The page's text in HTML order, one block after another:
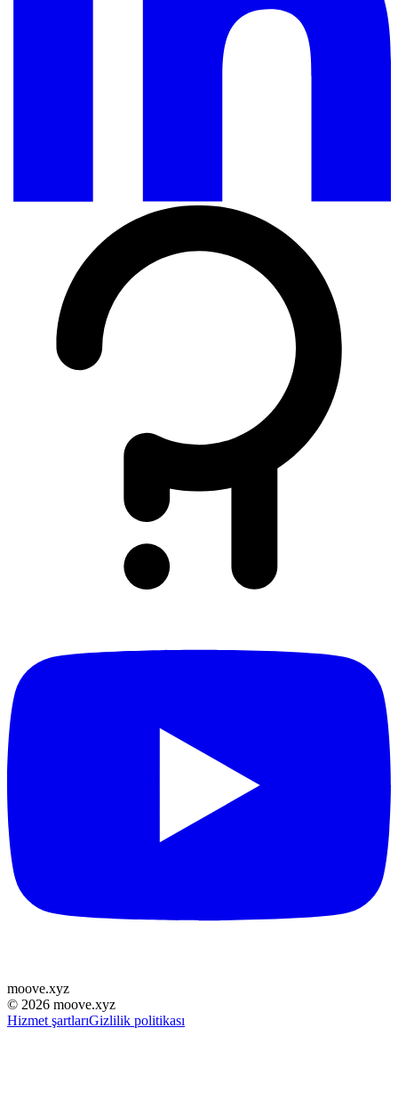
moove.xyz
© 2026 moove.xyz
Hizmet şartlarıGizlilik politikası